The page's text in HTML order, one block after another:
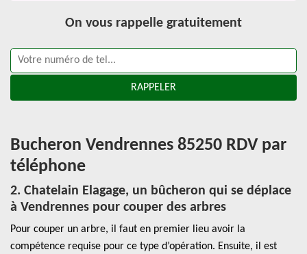
On vous rappelle gratuitement
Bucheron Vendrennes 85250 RDV par
téléphone
2. Chatelain Elagage, un bûcheron qui se déplace
à Vendrennes pour couper des arbres
Pour couper un arbre, il faut en premier lieu avoir la
compétence requise pour ce type d’opération. Ensuite, il est